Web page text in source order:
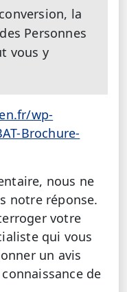
la
Personnes
vous y
wp-
Brochure-
nous ne
notre réponse.
votre
qui vous
un avis
de